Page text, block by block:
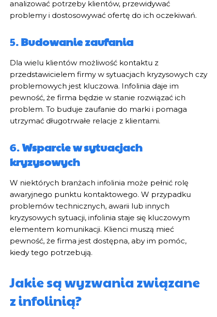
analizować potrzeby klientów, przewidywać
problemy i dostosowywać ofertę do ich oczekiwań.
5. Budowanie zaufania
Dla wielu klientów możliwość kontaktu z
przedstawicielem firmy w sytuacjach kryzysowych czy
problemowych jest kluczowa. Infolinia daje im
pewność, że firma będzie w stanie rozwiązać ich
problem. To buduje zaufanie do marki i pomaga
utrzymać długotrwałe relacje z klientami.
6.Wsparcie w sytuacjach
kryzysowych
W niektórych branżach infolinia może pełnić rolę
awaryjnego punktu kontaktowego. W przypadku
problemów technicznych, awarii lub innych
kryzysowych sytuacji, infolinia staje się kluczowym
elementem komunikacji. Klienci muszą mieć
pewność, że firma jest dostępna, aby im pomóc,
kiedy tego potrzebują.
Jakie są wyzwania związane
z infolinią?